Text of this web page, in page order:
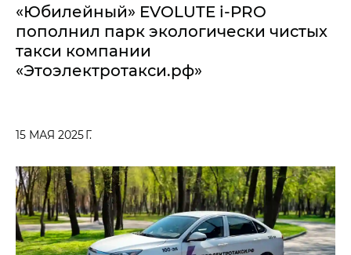
«Юбилейный» EVOLUTE i‑PRO
пополнил парк экологически чистых
такси компании
«Этоэлектротакси.рф»
15 МАЯ 2025 Г.